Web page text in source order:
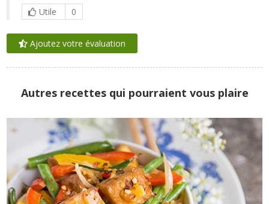
Utile 0
Ajoutez votre évaluation
Autres recettes qui pourraient vous plaire